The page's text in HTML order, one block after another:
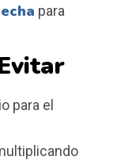
para
para el